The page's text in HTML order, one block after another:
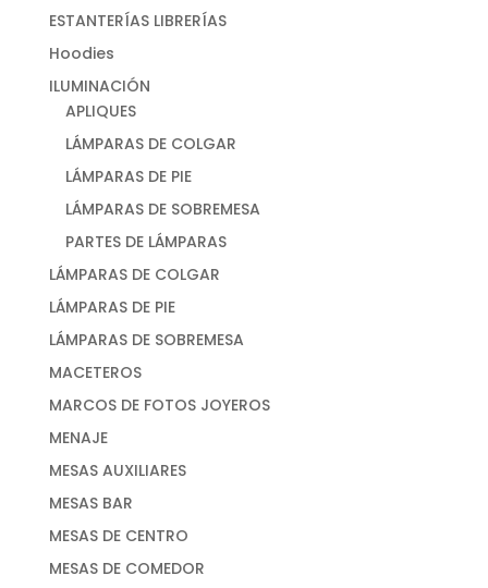
ESTANTERÍAS LIBRERÍAS
Hoodies
ILUMINACIÓN
APLIQUES
LÁMPARAS DE COLGAR
LÁMPARAS DE PIE
LÁMPARAS DE SOBREMESA
PARTES DE LÁMPARAS
LÁMPARAS DE COLGAR
LÁMPARAS DE PIE
LÁMPARAS DE SOBREMESA
MACETEROS
MARCOS DE FOTOS JOYEROS
MENAJE
MESAS AUXILIARES
MESAS BAR
MESAS DE CENTRO
MESAS DE COMEDOR